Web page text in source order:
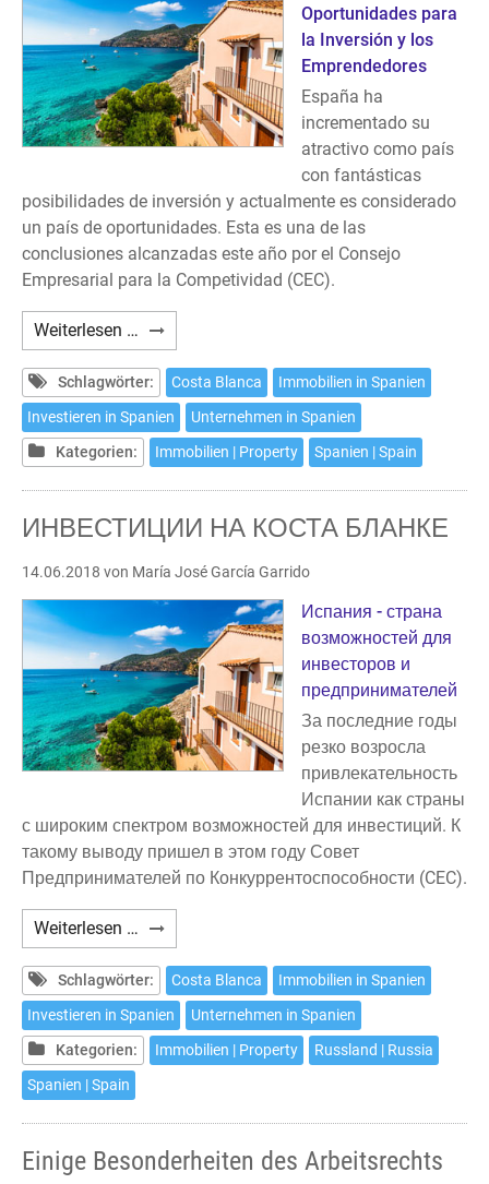
Oportunidades para
la Inversión y los
Emprendedores
España ha
incrementado su
atractivo como país
con fantásticas
posibilidades de inversión y actualmente es considerado
un país de oportunidades. Esta es una de las
conclusiones alcanzadas este año por el Consejo
Empresarial para la Competividad (CEC).
Weiterlesen … Inversiones
en
la
Costa
Blanca
Schlagwörter: Costa Blanca
Immobilien in Spanien
Investieren in Spanien
Unternehmen in Spanien
Kategorien:
Immobilien | Property Spanien | Spain
ИНВЕСТИЦИИ НА КОСТА БЛАНКЕ
14.06.2018 von María José García Garrido
Испания - страна
возможностей для
инвесторов и
предпринимателей
За последние годы
резко возросла
привлекательность
Испании как страны
с широким спектром возможностей для инвестиций. К
такому выводу пришел в этом году Совет
Предпринимателей по Конкуррентоспособности (CEC).
Weiterlesen … ИНВЕСТИЦИИ
НА
КОСТА
БЛАНКЕ
Schlagwörter: Costa Blanca
Immobilien in Spanien
Investieren in Spanien
Unternehmen in Spanien
Kategorien:
Immobilien | Property
Russland | Russia
Spanien | Spain
Einige Besonderheiten des Arbeitsrechts